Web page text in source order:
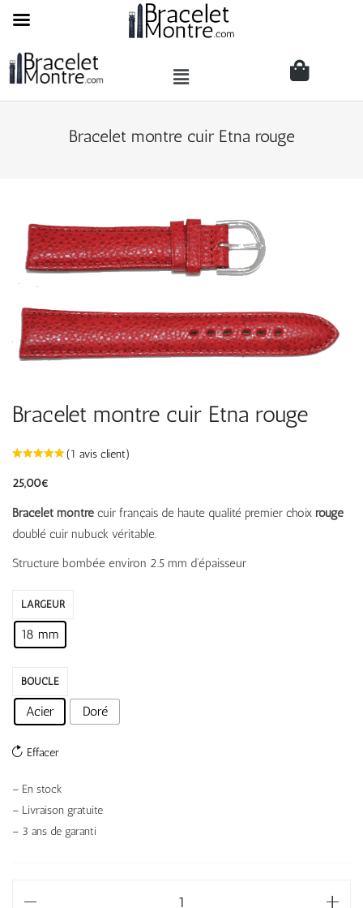
Bracelet montre cuir Etna rouge
Bracelet montre cuir Etna rouge
(1 avis client)
25,00€
Bracelet montre cuir français de haute qualité premier choix rouge
doublé cuir nubuck véritable.
Structure bombée environ 2.5 mm d’épaisseur
LARGEUR
18 mm
BOUCLE
Acier Doré
Effacer
– En stock
– Livraison gratuite
– 3 ans de garanti